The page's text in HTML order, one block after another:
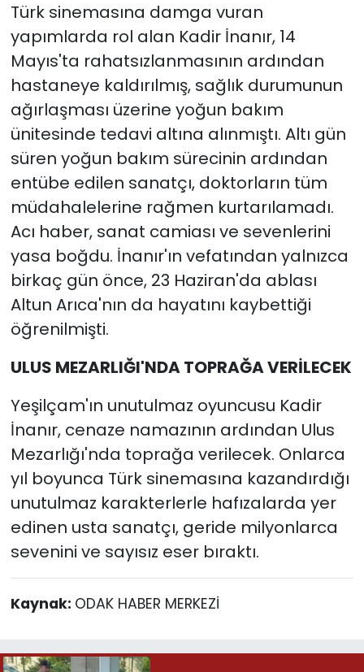
Türk sinemasına damga vuran
yapımlarda rol alan Kadir İnanır, 14
Mayıs'ta rahatsızlanmasının ardından
hastaneye kaldırılmış, sağlık durumunun
ağırlaşması üzerine yoğun bakım
ünitesinde tedavi altına alınmıştı. Altı gün
süren yoğun bakım sürecinin ardından
entübe edilen sanatçı, doktorların tüm
müdahalelerine rağmen kurtarılamadı.
Acı haber, sanat camiası ve sevenlerini
yasa boğdu. İnanır'ın vefatından yalnızca
birkaç gün önce, 23 Haziran'da ablası
Altun Arıca'nın da hayatını kaybettiği
öğrenilmişti.
ULUS MEZARLIĞI'NDA TOPRAĞA VERİLECEK
Yeşilçam'ın unutulmaz oyuncusu Kadir
İnanır, cenaze namazının ardından Ulus
Mezarlığı'nda toprağa verilecek. Onlarca
yıl boyunca Türk sinemasına kazandırdığı
unutulmaz karakterlerle hafızalarda yer
edinen usta sanatçı, geride milyonlarca
sevenini ve sayısız eser bıraktı.
Kaynak: ODAK HABER MERKEZİ